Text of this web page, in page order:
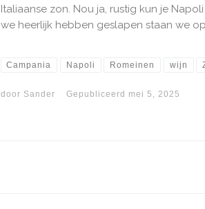
Italiaanse zon. Nou ja, rustig kun je
we heerlijk hebben geslapen staan we
Campania Napoli Romeinen wijn
door Sander Gepubliceerd mei 5, 2025